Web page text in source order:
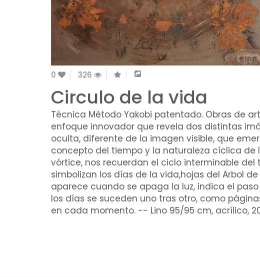
0 326
Circulo de la vida
Técnica Método Yakobi patentado. Obras de
enfoque innovador que revela dos distintas
oculta, diferente de la imagen visible, que
concepto del tiempo y la naturaleza cíclica de
vórtice, nos recuerdan el ciclo interminable del
simbolizan los días de la vida,hojas del Arbol
aparece cuando se apaga la luz, indica el
los días se suceden uno tras otro, como
en cada momento. -- Lino 95/95 cm, acrílico,